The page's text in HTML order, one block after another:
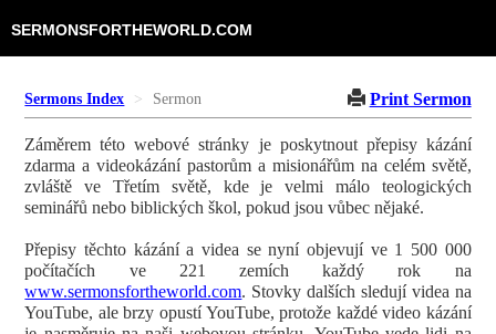
SERMONSFORTHEWORLD.COM
Sermons Index Sermon Print Sermon
Záměrem této webové stránky je poskytnout přepisy kázání
zdarma a videokázání pastorům a misionářům na celém světě,
zvláště ve Třetím světě, kde je velmi málo teologických
seminářů nebo biblických škol, pokud jsou vůbec nějaké.
Přepisy těchto kázání a videa se nyní objevují ve 1 500 000
počítačích ve 221 zemích každý rok na
www.sermonsfortheworld.com. Stovky dalších sledují videa na
YouTube, ale brzy opustí YouTube, protože každé video kázání